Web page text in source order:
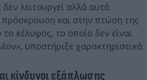
λειτουργεί αλλά αυτά
πρόσκρουση και στην πτώση της
κέλυφος, το οποίο δεν είναι
υποστήριξε χαρακτηριστικά.
κίνδυνοι εξάπλωσης